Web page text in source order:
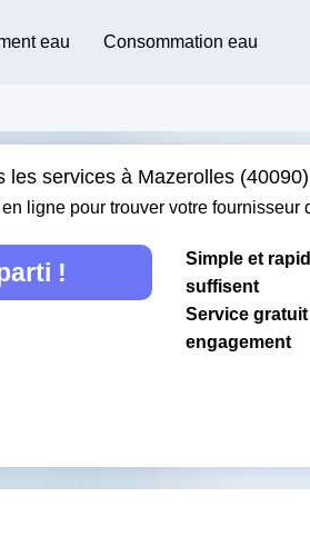
eau Consommation eau
les services à Mazerolles (40090)
ligne pour trouver votre fournisseur
!
Simple et
suffisent
Service
engagement